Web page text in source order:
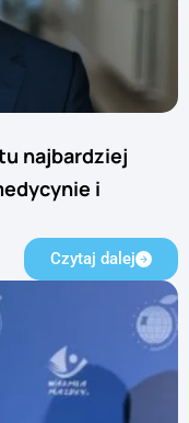
najbardziej
i
Czytaj dalej